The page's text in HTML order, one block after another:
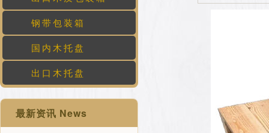
钢带包装箱
国内木托盘
出口木托盘
最新资讯 News